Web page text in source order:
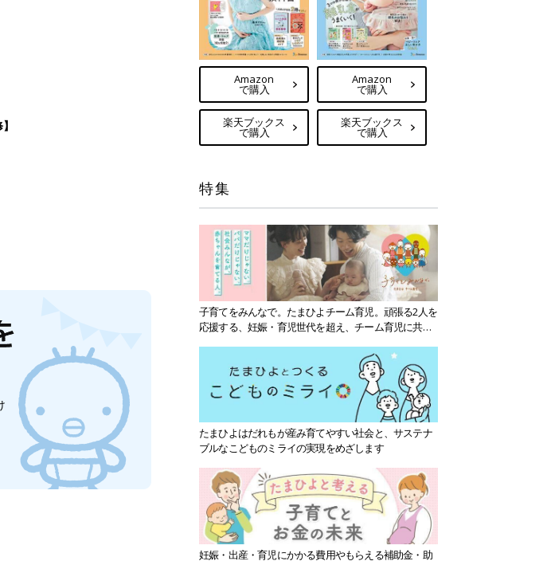
Amazon
で購入
楽天ブックス
で購入
Amazon
で購入
楽天ブックス
で購入
特集
子育てをみんなで。たまひよチーム育児。頑張る2人を
応援する、妊娠・育児世代を超え、チーム育児に共感
たまひよはだれもが産み育てやすい社会と、サステナ
ブルなこどものミライの実現をめざします
妊娠・出産・育児にかかる費用やもらえる補助金・助